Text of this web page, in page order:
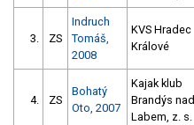
3. ZS
Indruch
Tomáš,
2008
KVS Hradec
Králové
4. ZS
Bohatý
Oto, 2007
Kajak klub
Brandýs nad
Labem, z. s.